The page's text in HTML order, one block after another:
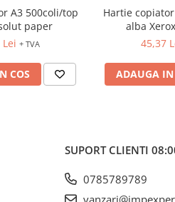
A3 500coli/top
paper
+ TVA
COS
Hartie
alba
45,37
ADAUGA IN
SUPORT CLIENTI
0785789789